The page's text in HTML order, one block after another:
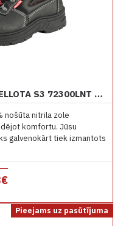
DARBA DROŠĪBAS ZĀBAKI BELLOTA S3 72300LNT NITRILA ZOLE CLASSIC
nošūta nitrila zole
komfortu. Jūsu
galvenokārt tiek izmantots
Pieejams uz pasūtījuma